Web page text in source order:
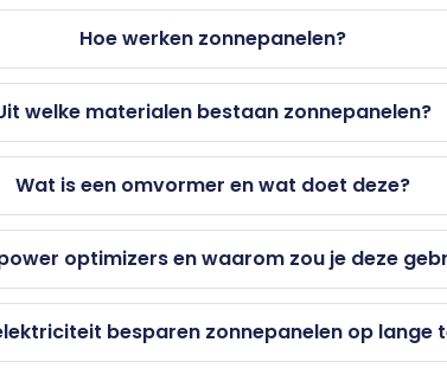
Hoe werken zonnepanelen?
welke materialen bestaan zonnepanelen?
Wat is een omvormer en wat doet deze?
optimizers en waarom zou je deze
besparen zonnepanelen op lange